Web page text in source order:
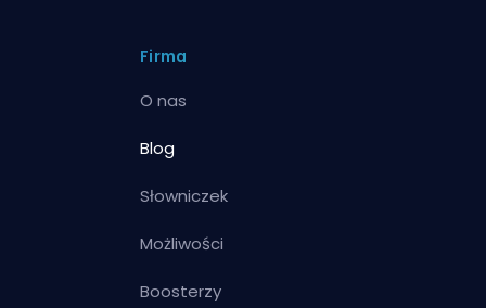
Firma
O nas
Blog
Słowniczek
Możliwości
Boosterzy